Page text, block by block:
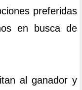
preferidas
en busca de
al ganador y